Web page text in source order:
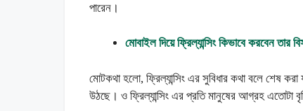
পারেন।
মোবাইল দিয়ে ফ্রিল্যান্সিং কিভাবে করবেন তার
মোটকথা হলো, ফ্রিল্যান্সিং এর সুবিধার কথা বলে শেষ
উঠছে। ও ফ্রিল্যান্সিং এর প্রতি মানুষের আগ্রহ এতোটা